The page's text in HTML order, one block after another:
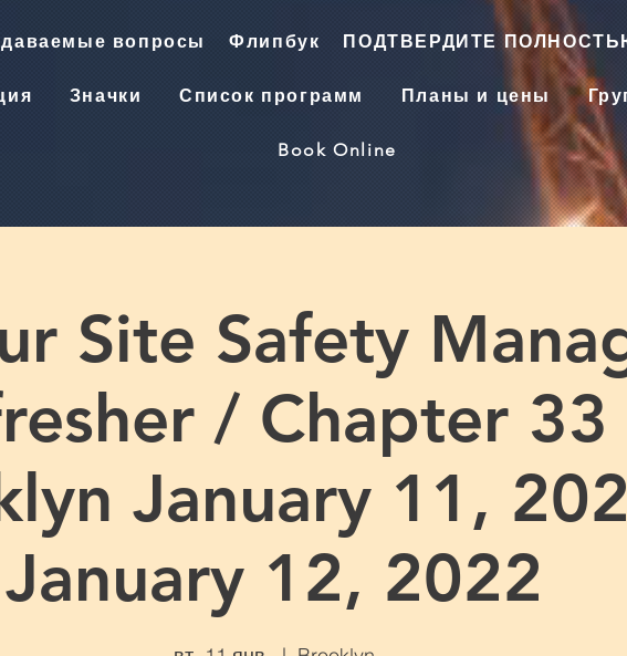
вопросы Флипбук ПОДТВЕРДИТЕ
Значки Список программ Планы и цены
Book Online
Site Safety
/ Chapter 33
January 11,
January 12, 2022